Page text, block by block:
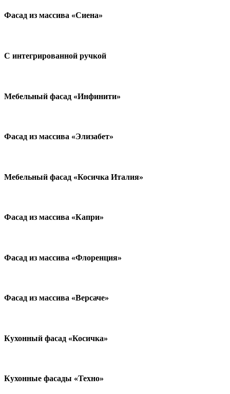
Фасад из массива «Сиена»
С интегрированной ручкой
Мебельный фасад «Инфинити»
Фасад из массива «Элизабет»
Мебельный фасад «Косичка Италия»
Фасад из массива «Капри»
Фасад из массива «Флоренция»
Фасад из массива «Версаче»
Кухонный фасад «Косичка»
Кухонные фасады «Техно»